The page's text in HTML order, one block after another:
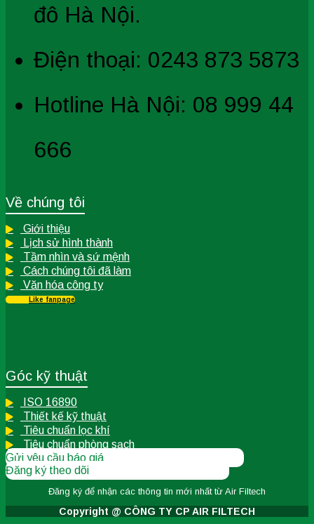
đô Hà Nội.
Điện thoại: 0243 873 5873
Hotline Hà Nội: 08 999 44
666
Về chúng tôi
Giới thiệu
Lịch sử hình thành
Tầm nhìn và sứ mệnh
Cách chúng tôi đã làm
Văn hóa công ty
Like fanpage
Góc kỹ thuật
ISO 16890
Thiết kế kỹ thuật
Tiêu chuẩn lọc khí
Tiêu chuẩn phòng sạch
Gửi yêu cầu báo giá
Đăng ký theo dõi
Đăng ký để nhận các thông tin mới nhất từ Air Filtech
Copyright @ CÔNG TY CP AIR FILTECH